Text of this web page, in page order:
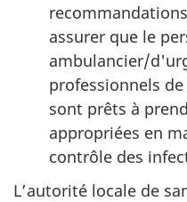
assurer que le
ambulancier/
professionnels
sont prêts à
appropriées en
contrôle des
L’autorité locale de